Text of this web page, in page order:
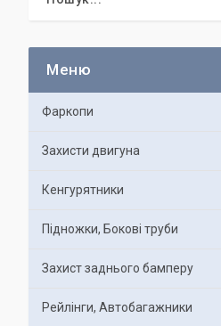
Фаркопи
Захисти двигуна
Кенгурятники
Підножки, Бокові труби
Захист заднього бамперу
Рейлінги, Автобагажники